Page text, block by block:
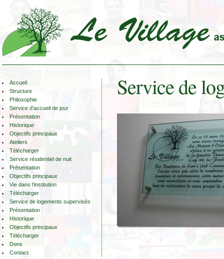
Service de
Accueil
Structure
Philosophie
Service d’accueil de jour
Présentation
Historique
Objectifs principaux
Ateliers
Télécharger
Service résidentiel de nuit
Présentation
Objectifs principaux
Vie dans l’institution
Télécharger
Service de logements supervisés
Présentation
Historique
Objectifs principaux
Télécharger
Dons
Contact